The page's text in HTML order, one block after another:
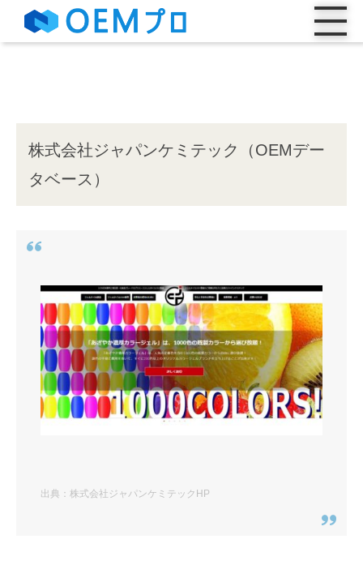
株式会社ジャパンケミテック（OEMデー
タベース）
出典：株式会社ジャパンケミテックHP